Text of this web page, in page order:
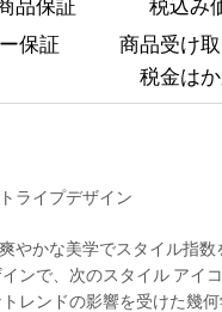
品保証
保証
税込み
商品受け
税金は
ライプデザイン
やかな美学でスタイル指数
ンで、次のスタイル アイ
レンドの影響を受けた幾